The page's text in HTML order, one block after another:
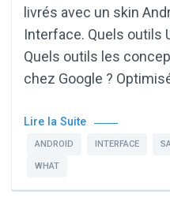
livrés avec un skin
Interface. Quels outils
Quels outils les
chez Google ?
Lire la Suite
ANDROID INTERFACE
WHAT